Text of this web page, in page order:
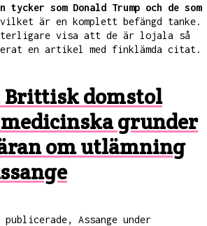
tycker som Donald Trump och de som
är en komplett befängd tanke.
visa att de är lojala så
en artikel med finklämda citat.
Brittisk domstol
grunder
om utlämning
Assange under